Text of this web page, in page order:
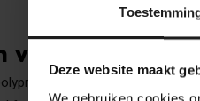
Deze website maakt
van bonded
genoemd, is